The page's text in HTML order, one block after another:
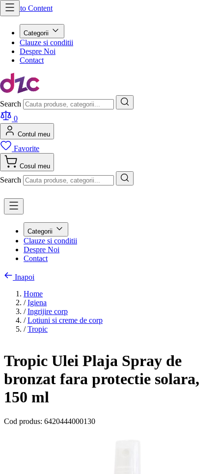
Skip to Content
Categorii
Clauze si conditii
Despre Noi
Contact
Search
0
Contul meu
Favorite
Cosul meu
Search
Categorii
Clauze si conditii
Despre Noi
Contact
Inapoi
Home
/ Igiena
/ Ingrijire corp
/ Lotiuni si creme de corp
/ Tropic
Tropic Ulei Plaja Spray de
bronzat fara protectie solara,
150 ml
Cod produs: 6420444000130